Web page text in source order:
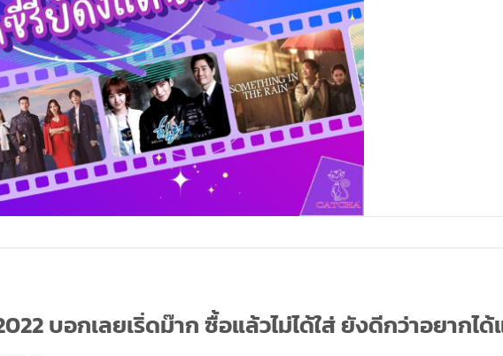
บอกเลยเริ่ดม๊าก ซื้อแล้วไม่ได้ใส่ ยังดีกว่าอยากได้